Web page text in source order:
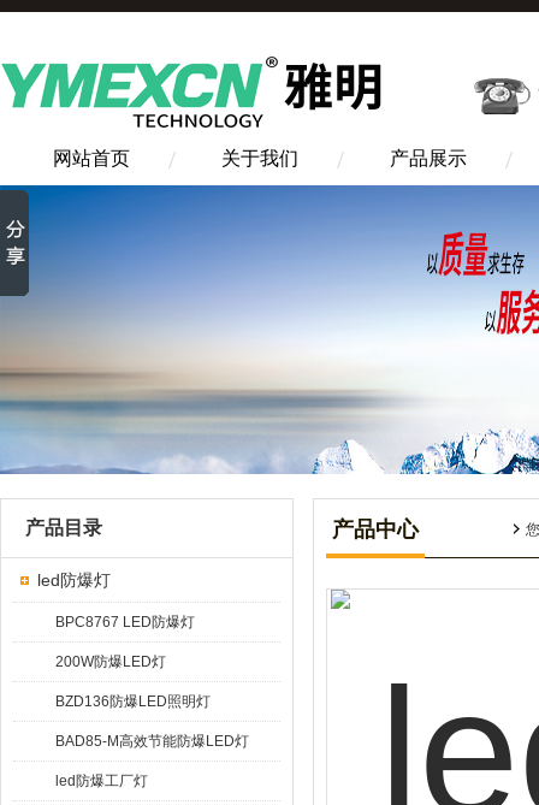
网站首页 关于我们 产品展示
产品目录
led防爆灯
BPC8767 LED防爆灯
200W防爆LED灯
BZD136防爆LED照明灯
BAD85-M高效节能防爆LED灯
led防爆工厂灯
产品中心